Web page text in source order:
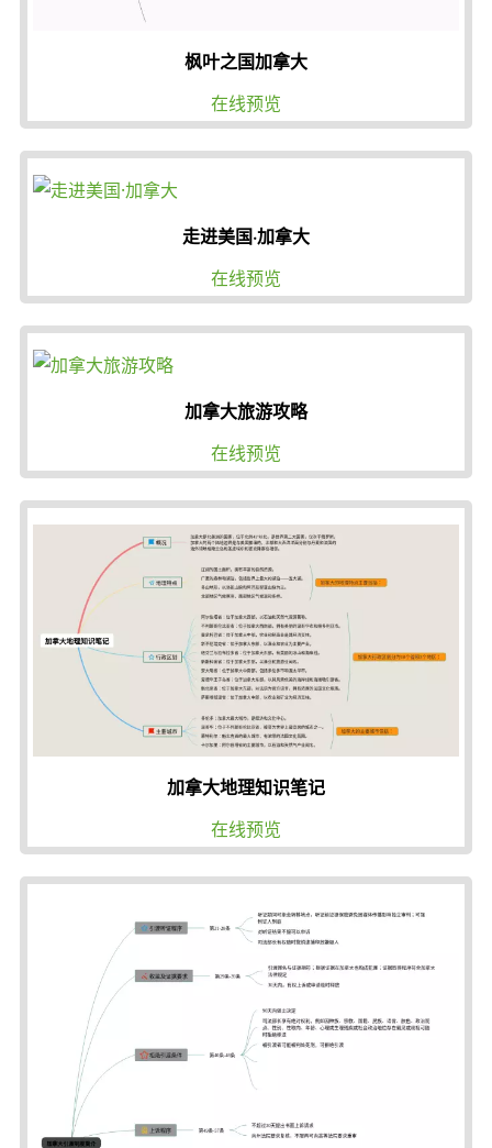
枫叶之国加拿大
在线预览
走进美国·加拿大
在线预览
加拿大旅游攻略
在线预览
加拿大地理知识笔记
在线预览